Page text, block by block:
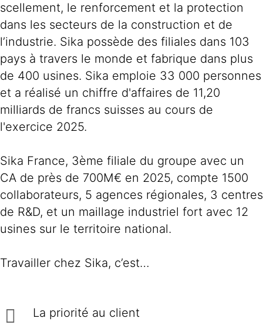
scellement, le renforcement et la protection
dans les secteurs de la construction et de
l’industrie. Sika possède des filiales dans 103
pays à travers le monde et fabrique dans plus
de 400 usines. Sika emploie 33 000 personnes
et a réalisé un chiffre d'affaires de 11,20
milliards de francs suisses au cours de
l'exercice 2025.
Sika France, 3ème filiale du groupe avec un
CA de près de 700M€ en 2025, compte 1500
collaborateurs, 5 agences régionales, 3 centres
de R&D, et un maillage industriel fort avec 12
usines sur le territoire national.
Travailler chez Sika, c’est…
La priorité au client